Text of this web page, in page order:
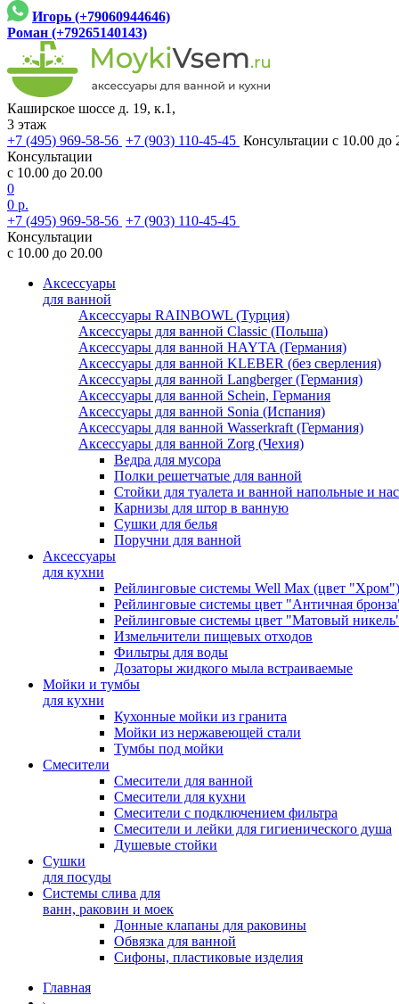
Игорь (+79060944646)
Роман (+79265140143)
Каширское шоссе д. 19, к.1,
3 этаж
+7 (495) 969-58-56 +7 (903) 110-45-45 Консультации с 10.00 до
Консультации
с 10.00 до 20.00
0
0 р.
+7 (495) 969-58-56 +7 (903) 110-45-45
Консультации
с 10.00 до 20.00
Аксессуары
для ванной
Аксессуары RAINBOWL (Турция)
Аксессуары для ванной Classic (Польша)
Аксессуары для ванной HAYTA (Германия)
Аксессуары для ванной KLEBER (без сверления)
Аксессуары для ванной Langberger (Германия)
Аксессуары для ванной Schein, Германия
Аксессуары для ванной Sonia (Испания)
Аксессуары для ванной Wasserkraft (Германия)
Аксессуары для ванной Zorg (Чехия)
Ведра для мусора
Полки решетчатые для ванной
Стойки для туалета и ванной напольные и
Карнизы для штор в ванную
Сушки для белья
Поручни для ванной
Аксессуары
для кухни
Рейлинговые системы Well Max (цвет "Хром")
Рейлинговые системы цвет "Античная
Рейлинговые системы цвет "Матовый
Измельчители пищевых отходов
Фильтры для воды
Дозаторы жидкого мыла встраиваемые
Мойки и тумбы
для кухни
Кухонные мойки из гранита
Мойки из нержавеющей стали
Тумбы под мойки
Смесители
Смесители для ванной
Смесители для кухни
Смесители с подключением фильтра
Cмесители и лейки для гигиенического душа
Душевые стойки
Сушки
для посуды
Системы слива для
ванн, раковин и моек
Донные клапаны для раковины
Обвязка для ванной
Сифоны, пластиковые изделия
Главная